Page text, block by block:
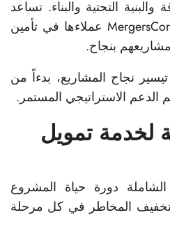
التحتية والبناء. تساعد
شركة MergersCorp M&A International عملاءها في تأمين
بنجاح.
نجاح المشاريع، بدءاً من
الاستراتيجي المستمر.
لخدمة تمويل
دورة حياة المشروع
وتخفيف المخاطر في كل مرحلة